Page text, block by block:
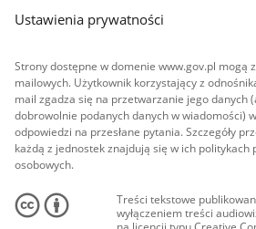
Ustawienia prywatności
Strony dostępne w domenie www.gov.pl mogą
mailowych. Użytkownik korzystający z
mail zgadza się na przetwarzanie jego danych
dobrowolnie podanych danych w wiadomości)
odpowiedzi na przesłane pytania. Szczegóły
każdą z jednostek znajdują się w ich
osobowych.
Treści tekstowe
wyłączeniem treści